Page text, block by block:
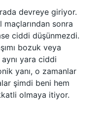
devreye giriyor.
sonra
ciddi düşünmezdi.
bozuk veya
aynı yara ciddi
yanı, o zamanlar
şimdi beni hem
olmaya itiyor.